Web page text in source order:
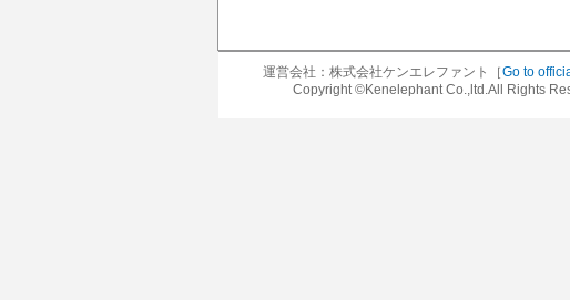
運営会社：株式会社ケンエレファント［Go to
Copyright ©Kenelephant Co.,ltd.All Rights